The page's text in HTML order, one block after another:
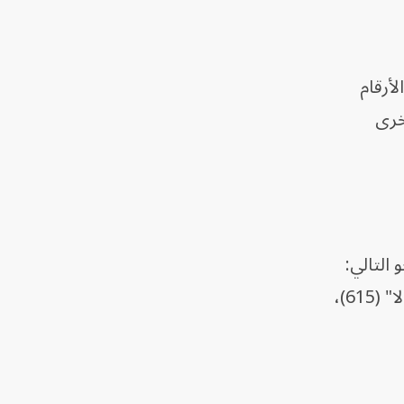
فتختلف الأرقام
على النحو التالي:
"أفيجيل" (1137)، "تامار" (833)، "ياعيل" (714)، "ليبي" (662)، "سارة" (636)، "نوعا" (623)، "أيالا" (615)،